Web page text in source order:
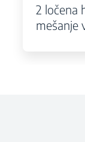
2 ločena
mešanje